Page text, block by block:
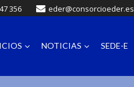
356 eder@consorcioeder.es
NOTICIAS SEDE-E